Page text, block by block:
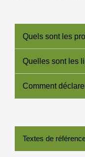
Quels sont les
Quelles sont les
Comment
Textes de